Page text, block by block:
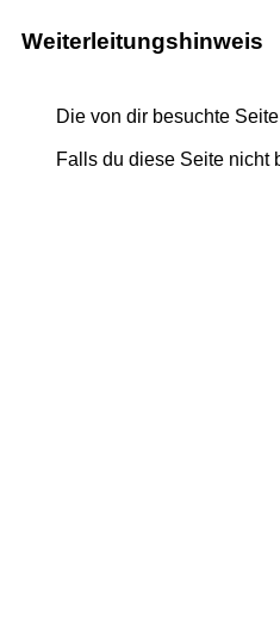
Weiterleitungshinweis
Die von dir besuchte
Falls du diese Seite nicht